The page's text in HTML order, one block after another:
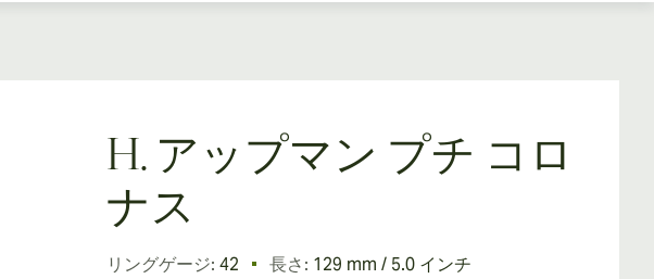
H. アップマン プチ コロ
ナス
リングゲージ: 42 長さ: 129 mm / 5.0 インチ